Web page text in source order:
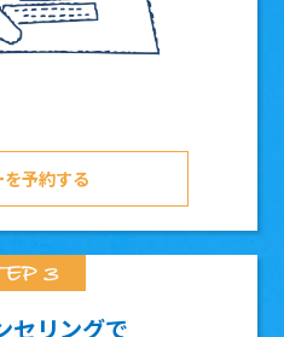
予約する
セリングで